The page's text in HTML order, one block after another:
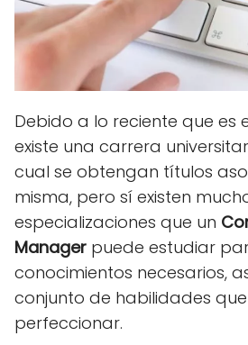
Debido a lo reciente que es
existe una carrera
cual se obtengan títulos
misma, pero sí existen
especializaciones que un
Manager puede estudiar
conocimientos necesarios,
conjunto de habilidades
perfeccionar.